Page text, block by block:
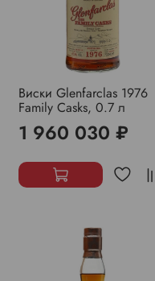
Виски Glenfarclas 1976
Family Casks, 0.7 л
1 960 030 ₽